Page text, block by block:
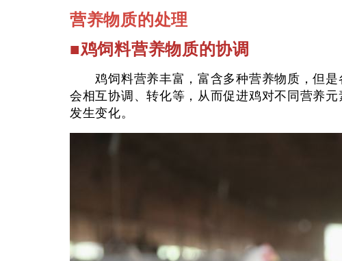
营养物质的处理
■鸡饲料营养物质的协调
鸡饲料营养丰富，富含多种营养物质，但是
会相互协调、转化等，从而促进鸡对不同营养
发生变化。